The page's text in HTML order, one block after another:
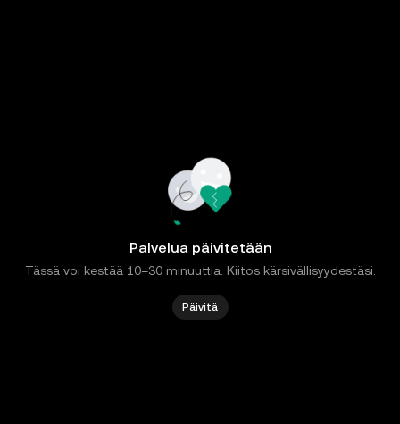
Palvelua päivitetään
Tässä voi kestää 10–30 minuuttia. Kiitos kärsivällisyydestäsi.
Päivitä